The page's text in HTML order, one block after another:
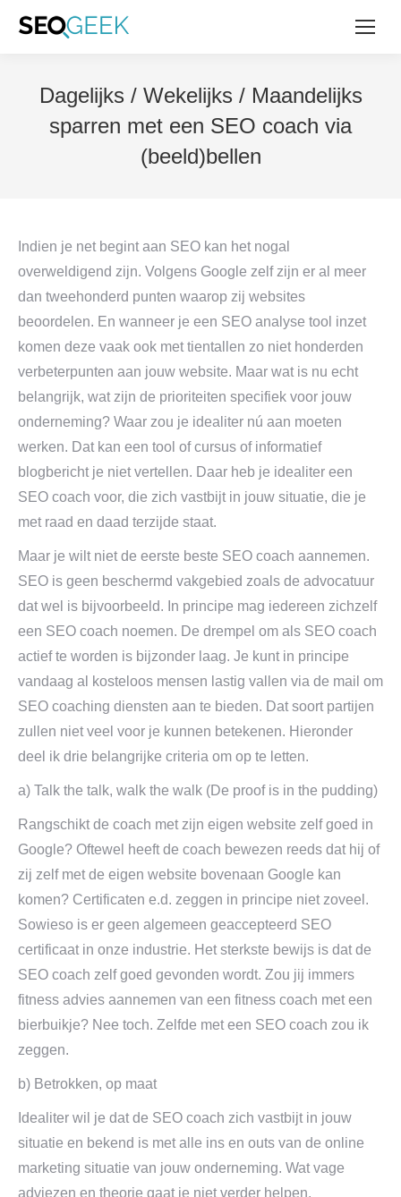
Dagelijks / Wekelijks / Maandelijks
sparren met een SEO coach via
(beeld)bellen
Indien je net begint aan SEO kan het nogal
overweldigend zijn. Volgens Google zelf zijn er al meer
dan tweehonderd punten waarop zij websites
beoordelen. En wanneer je een SEO analyse tool inzet
komen deze vaak ook met tientallen zo niet honderden
verbeterpunten aan jouw website. Maar wat is nu echt
belangrijk, wat zijn de prioriteiten specifiek voor jouw
onderneming? Waar zou je idealiter nú aan moeten
werken. Dat kan een tool of cursus of informatief
blogbericht je niet vertellen. Daar heb je idealiter een
SEO coach voor, die zich vastbijt in jouw situatie, die je
met raad en daad terzijde staat.
Maar je wilt niet de eerste beste SEO coach aannemen.
SEO is geen beschermd vakgebied zoals de advocatuur
dat wel is bijvoorbeeld. In principe mag iedereen zichzelf
een SEO coach noemen. De drempel om als SEO coach
actief te worden is bijzonder laag. Je kunt in principe
vandaag al kosteloos mensen lastig vallen via de mail om
SEO coaching diensten aan te bieden. Dat soort partijen
zullen niet veel voor je kunnen betekenen. Hieronder
deel ik drie belangrijke criteria om op te letten.
a) Talk the talk, walk the walk (De proof is in the pudding)
Rangschikt de coach met zijn eigen website zelf goed in
Google? Oftewel heeft de coach bewezen reeds dat hij of
zij zelf met de eigen website bovenaan Google kan
komen? Certificaten e.d. zeggen in principe niet zoveel.
Sowieso is er geen algemeen geaccepteerd SEO
certificaat in onze industrie. Het sterkste bewijs is dat de
SEO coach zelf goed gevonden wordt. Zou jij immers
fitness advies aannemen van een fitness coach met een
bierbuikje? Nee toch. Zelfde met een SEO coach zou ik
zeggen.
b) Betrokken, op maat
Idealiter wil je dat de SEO coach zich vastbijt in jouw
situatie en bekend is met alle ins en outs van de online
marketing situatie van jouw onderneming. Wat vage
adviezen en theorie gaat je niet verder helpen.